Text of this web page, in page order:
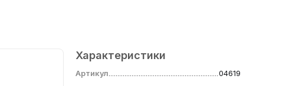
Характеристики
Артикул 04619